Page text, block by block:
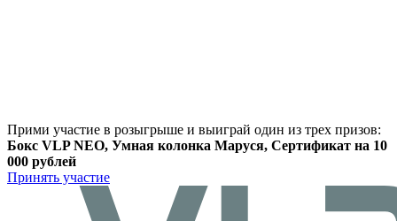
Прими участие в розыгрыше и выиграй один из трех призов:
Бокс VLP NEO, Умная колонка Маруся, Сертификат на 10
000 рублей
Принять участие